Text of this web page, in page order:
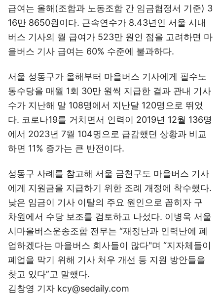
급여는 올해(조합과 노동조합 간 임금협정서 기준) 3
16만 8650원이다. 근속연수가 8.43년인 서울 시내
버스 기사의 월 급여가 523만 원인 점을 고려하면 마
을버스 기사 급여는 60% 수준에 불과하다.
서울 성동구가 올해부터 마을버스 기사에게 필수노
동수당을 매월 1회 30만 원씩 지급한 결과 관내 기사
수가 지난해 말 108명에서 지난달 120명으로 뛰었
다. 코로나19를 거치면서 인력이 2019년 12월 136명
에서 2023년 7월 104명으로 급감했던 상황과 비교
하면 11% 증가는 큰 반전이다.
성동구 사례를 참고해 서울 금천구도 마을버스 기사
에게 지원금을 지급하기 위한 조례 개정에 착수했다.
낮은 임금이 기사 이탈의 주요 원인으로 꼽히자 구
차원에서 수당 보조를 검토하고 나섰다. 이병욱 서울
시마을버스운송조합 전무는 “재정난과 인력난에 폐
업하겠다는 마을버스 회사들이 많다"며 “지자체들이
폐업을 막기 위해 기사 처우 개선 등 지원 방안들을
찾고 있다”고 말했다.
김창영 기자 kcy@sedaily.com